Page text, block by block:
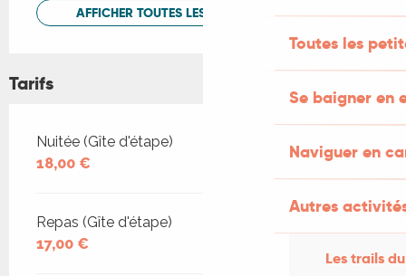
Toutes les
Se baigner en
Naviguer en
Autres
Les trails
AFFICHER TOUTES LES PRESTATIONS
Tarifs
Tarifs 2026
Nuitée (Gîte d'étape)
18,00 €
Repas (Gîte d'étape)
17,00 €